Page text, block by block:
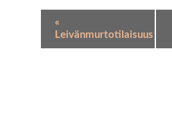
Navigation
«
Leivänmurtotilaisuus